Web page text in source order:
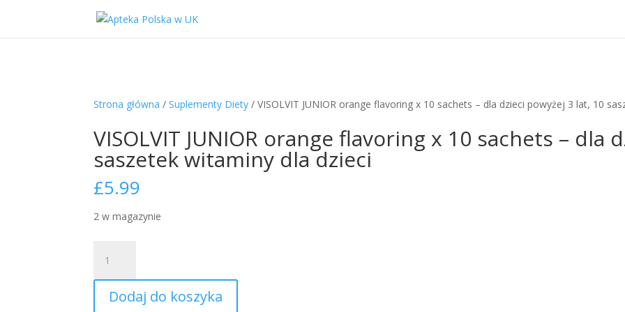
Strona główna /Suplementy Diety / VISOLVIT JUNIOR orange flavoring x 10 sachets – dla dzieci powyżej 3 lat, 10
VISOLVIT JUNIOR orange flavoring x 10 sachets – dla
saszetek witaminy dla dzieci
£5.99
2 w magazynie
VISOLVIT
JUNIOR
orange
Dodaj do koszyka